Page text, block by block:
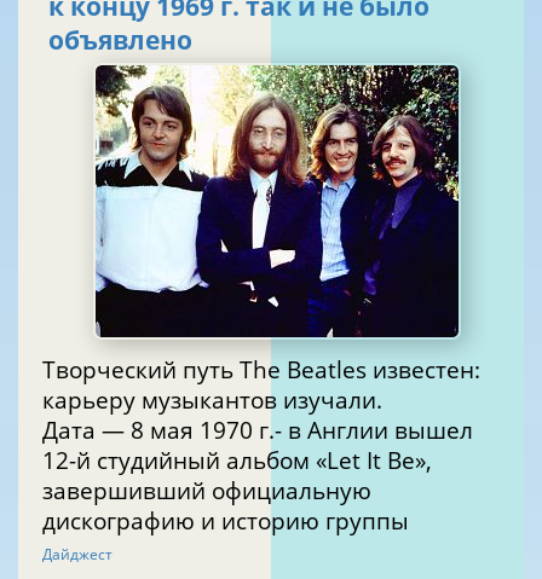
объявлено
Творческий путь The Beatles известен:
карьеру музыкантов изучали.
Дата — 8 мая 1970 г.- в Англии вышел
12-й студийный альбом «Let It Be»,
завершивший официальную
дискографию и историю группы
Дайджест